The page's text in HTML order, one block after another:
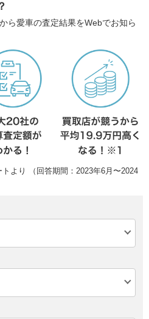
から愛車の査定結果をWebでお知ら
より （回答期間：2023年6月〜2024